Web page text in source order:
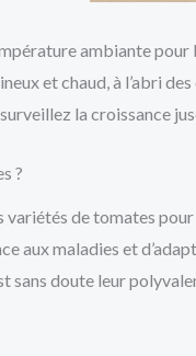
ambiante
et chaud, à l’abri
la croissance
?
variétés de tomates
aux maladies et
sans doute leur